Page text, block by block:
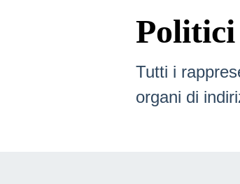
Politici
Tutti i
organi di